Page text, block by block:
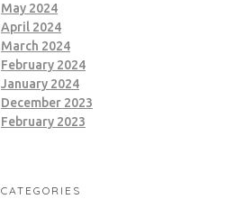
May 2024
April 2024
March 2024
February 2024
January 2024
December 2023
February 2023
CATEGORIES